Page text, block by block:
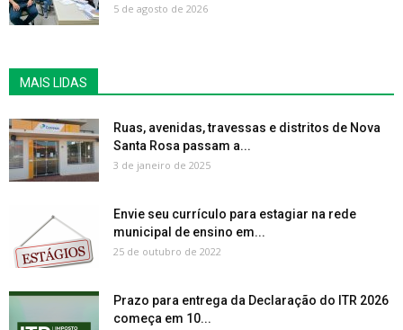
5 de agosto de 2026
MAIS LIDAS
Ruas, avenidas, travessas e distritos de Nova
Santa Rosa passam a...
3 de janeiro de 2025
Envie seu currículo para estagiar na rede
municipal de ensino em...
25 de outubro de 2022
Prazo para entrega da Declaração do ITR 2026
começa em 10...